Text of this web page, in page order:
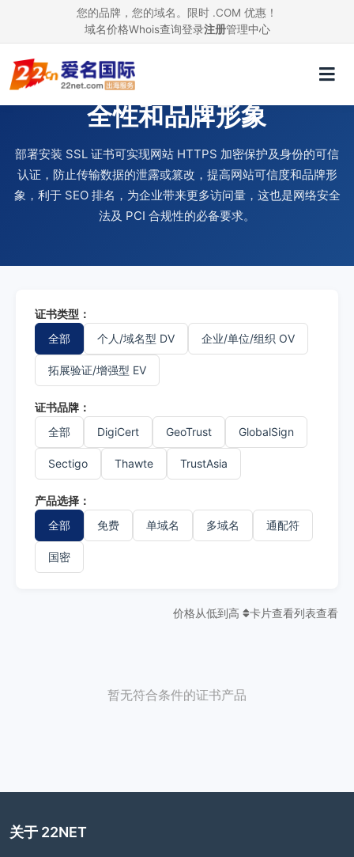
您的品牌，您的域名。限时 .COM 优惠！
域名价格Whois查询登录注册管理中心
使用 SSL 证书，提升网站安
全性和品牌形象
部署安装 SSL 证书可实现网站 HTTPS 加密保护及身份的可信
认证，防止传输数据的泄露或篡改，提高网站可信度和品牌形
象，利于 SEO 排名，为企业带来更多访问量，这也是网络安全
法及 PCI 合规性的必备要求。
证书类型：
全部
个人/域名型 DV 企业/单位/组织 OV
拓展验证/增强型 EV
证书品牌：
全部
DigiCert GeoTrust GlobalSign
Sectigo Thawte TrustAsia
产品选择：
全部
免费 单域名 多域名 通配符
国密
价格从低到高 卡片查看列表查看
暂无符合条件的证书产品
关于 22NET